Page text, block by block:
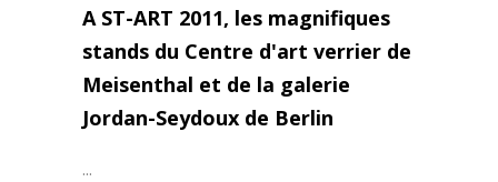
A ST-ART 2011, les magnifiques
stands du Centre d'art verrier de
Meisenthal et de la galerie
Jordan-Seydoux de Berlin
...